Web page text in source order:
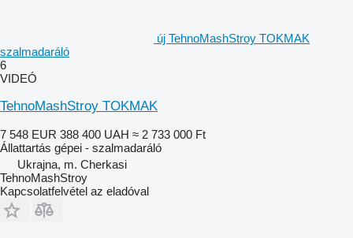
új TehnoMashStroy TOKMAK
szalmadaráló
6
VIDEÓ
TehnoMashStroy TOKMAK
7 548 EUR 388 400 UAH ≈ 2 733 000 Ft
Állattartás gépei - szalmadaráló
Ukrajna, m. Cherkasi
TehnoMashStroy
Kapcsolatfelvétel az eladóval